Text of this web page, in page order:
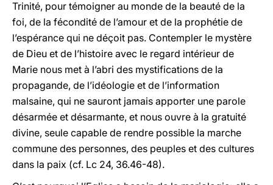
Trinité, pour témoigner au monde de la beauté de la
foi, de la fécondité de l’amour et de la prophétie de
l’espérance qui ne déçoit pas. Contempler le mystère
de Dieu et de l’histoire avec le regard intérieur de
Marie nous met à l’abri des mystifications de la
propagande, de l’idéologie et de l’information
malsaine, qui ne sauront jamais apporter une parole
désarmée et désarmante, et nous ouvre à la gratuité
divine, seule capable de rendre possible la marche
commune des personnes, des peuples et des cultures
dans la paix (cf. Lc 24, 36.46-48).